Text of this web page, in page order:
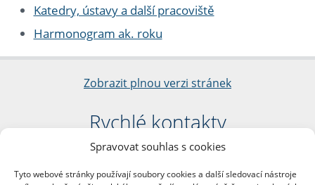
Spravovat souhlas s cookies
Tyto webové stránky používají soubory cookies a další sledovací nástroje
Katedry, ústavy a další pracoviště
Harmonogram ak. roku
Zobrazit plnou verzi stránek
Rychlé kontakty
Filozofická fakulta
nám. Jana Palacha 1/2